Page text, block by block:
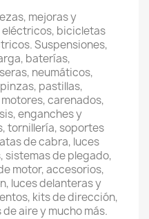
mejoras y
bicicletas
Suspensiones,
baterías,
neumáticos,
pastillas,
carenados,
enganches y
tornillería, soportes
de cabra, luces
sistemas de plegado,
motor, accesorios,
luces delanteras y
kits de dirección,
aire y mucho más.